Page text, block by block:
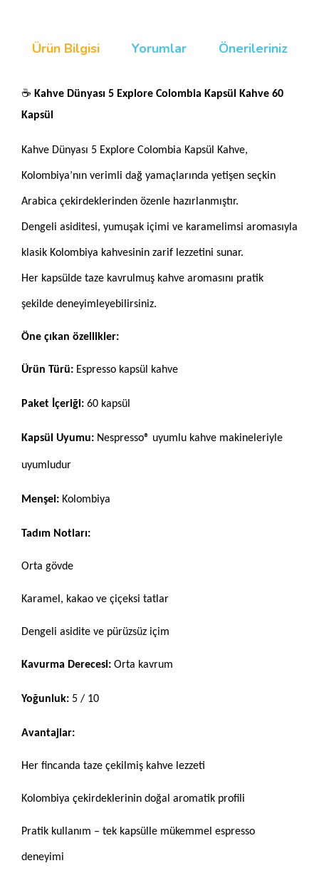
Ürün Bilgisi Yorumlar Önerileriniz
☕ Kahve Dünyası 5 Explore Colombia Kapsül Kahve 60
Kapsül
Kahve Dünyası 5 Explore Colombia Kapsül Kahve,
Kolombiya’nın verimli dağ yamaçlarında yetişen seçkin
Arabica çekirdeklerinden özenle hazırlanmıştır.
Dengeli asiditesi, yumuşak içimi ve karamelimsi aromasıyla
klasik Kolombiya kahvesinin zarif lezzetini sunar.
Her kapsülde taze kavrulmuş kahve aromasını pratik
şekilde deneyimleyebilirsiniz.
Öne çıkan özellikler:
Ürün Türü: Espresso kapsül kahve
Paket İçeriği: 60 kapsül
Kapsül Uyumu: Nespresso® uyumlu kahve makineleriyle
uyumludur
Menşei: Kolombiya
Tadım Notları:
Orta gövde
Karamel, kakao ve çiçeksi tatlar
Dengeli asidite ve pürüzsüz içim
Kavurma Derecesi: Orta kavrum
Yoğunluk: 5 / 10
Avantajlar:
Her fincanda taze çekilmiş kahve lezzeti
Kolombiya çekirdeklerinin doğal aromatik profili
Pratik kullanım – tek kapsülle mükemmel espresso
deneyimi